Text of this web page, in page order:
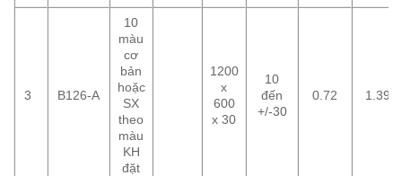
3 B126-A
10
màu
cơ
bản
hoặc
SX
theo
màu
KH
đặt
1200
x
600
x 30
10
đến
+/-30
0.72 1.39